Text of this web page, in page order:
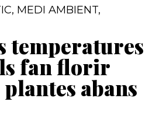
, MEDI AMBIENT,
temperatures
fan florir
abans